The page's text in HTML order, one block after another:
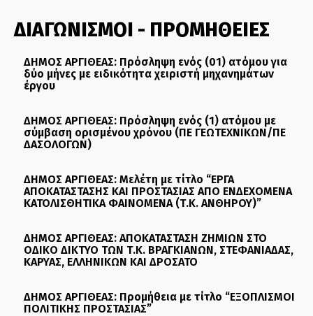
ΔΙΑΓΩΝΙΣΜΟΙ - ΠΡΟΜΗΘΕΙΕΣ
ΔΗΜΟΣ ΑΡΓΙΘΕΑΣ: Πρόσληψη ενός (01) ατόμου για
δύο μήνες με ειδικότητα χειριστή μηχανημάτων
έργου
ΔΗΜΟΣ ΑΡΓΙΘΕΑΣ: Πρόσληψη ενός (1) ατόμου με
σύμβαση ορισμένου χρόνου (ΠΕ ΓΕΩΤΕΧΝΙΚΩΝ/ΠΕ
ΔΑΣΟΛΟΓΩΝ)
ΔΗΜΟΣ ΑΡΓΙΘΕΑΣ: Μελέτη με τίτλο “ΕΡΓΑ
ΑΠΟΚΑΤΑΣΤΑΣΗΣ ΚΑΙ ΠΡΟΣΤΑΣΙΑΣ ΑΠΟ ΕΝΔΕΧΟΜΕΝΑ
ΚΑΤΟΛΙΣΘΗΤΙΚΑ ΦΑΙΝΟΜΕΝΑ (Τ.Κ. ΑΝΘΗΡΟΥ)”
ΔΗΜΟΣ ΑΡΓΙΘΕΑΣ: ΑΠΟΚΑΤΑΣΤΑΣΗ ΖΗΜΙΩΝ ΣΤΟ
ΟΔΙΚΟ ΔΙΚΤΥΟ ΤΩΝ Τ.Κ. ΒΡΑΓΚΙΑΝΩΝ, ΣΤΕΦΑΝΙΑΔΑΣ,
ΚΑΡΥΑΣ, ΕΛΛΗΝΙΚΩΝ ΚΑΙ ΔΡΟΣΑΤΟ
ΔΗΜΟΣ ΑΡΓΙΘΕΑΣ: Προμήθεια με τίτλο “ΕΞΟΠΛΙΣΜΟΙ
ΠΟΛΙΤΙΚΗΣ ΠΡΟΣΤΑΣΙΑΣ”